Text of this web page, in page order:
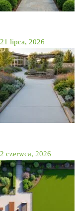
21 lipca, 2026
2 czerwca, 2026